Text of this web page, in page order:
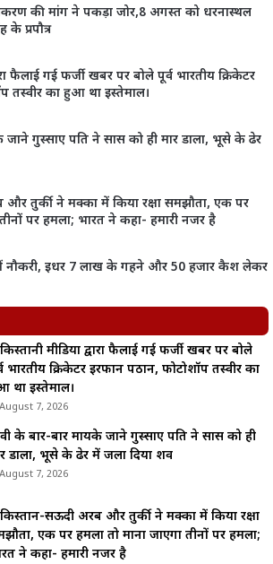
की मांग ने पकड़ा जोर,8 अगस्त को धरनास्थल
प्रपौत्र
फैलाई गई फर्जी खबर पर बोले पूर्व भारतीय क्रिकेटर
तस्वीर का हुआ था इस्तेमाल।
जाने गुस्साए पति ने सास को ही मार डाला, भूसे के ढेर
तुर्की ने मक्का में किया रक्षा समझौता, एक पर
पर हमला; भारत ने कहा- हमारी नजर है
नौकरी, इधर 7 लाख के गहने और 50 हजार कैश लेकर
मीडिया द्वारा फैलाई गई फर्जी खबर पर बोले
भारतीय क्रिकेटर इरफान पठान, फोटोशॉप तस्वीर का
था इस्तेमाल।
August 7, 2026
के बार-बार मायके जाने गुस्साए पति ने सास को ही
डाला, भूसे के ढेर में जला दिया शव
August 7, 2026
सऊदी अरब और तुर्की ने मक्का में किया रक्षा
एक पर हमला तो माना जाएगा तीनों पर हमला;
ने कहा- हमारी नजर है